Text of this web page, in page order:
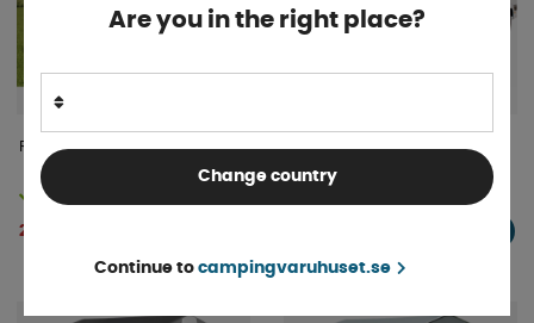
ReimoTent Kökstält Alicante
Finns i lager
2 799 kr
Cykelförråd XL
Are you in the right place?
Change country
Continue to campingvaruhuset.se